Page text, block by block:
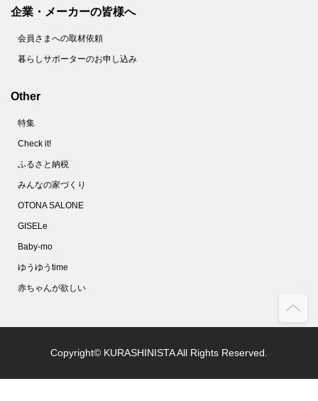
企業・メーカーの皆様へ
会員さまへの取材依頼
暮らしサポーターのお申し込み
Other
特集
Check it!
ふるさと納税
みんなの家づくり
OTONA SALONE
GISELe
Baby-mo
ゆうゆうtime
赤ちゃんが欲しい
Copyright© KURASHINISTA All Rights Reserved.